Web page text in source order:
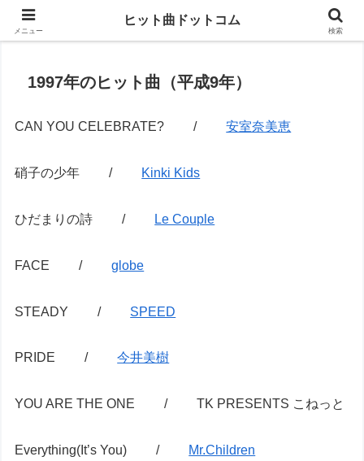
思い出の曲がすぐに見つかる
1997年のヒット曲（平成9年）
CAN YOU CELEBRATE? /安室奈美恵
硝子の少年 / Kinki Kids
ひだまりの詩 / Le Couple
FACE /globe
STEADY / SPEED
PRIDE /今井美樹
YOU ARE THE ONE / TK PRESENTS こねっと
Everything(It’s You) / Mr.Children
メニュー
ヒット曲ドットコム
検索